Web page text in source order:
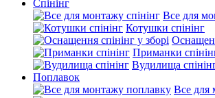
Спінінг
Все для
Котушки спінінг
Приманки
Вудилища
Поплавок
Все для